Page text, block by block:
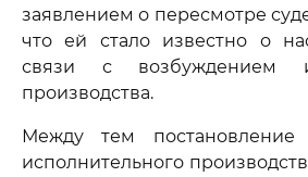
заявлением о пересмотре
что ей стало известно о
связи с возбуждением
производства.
Между тем постановление
исполнительного